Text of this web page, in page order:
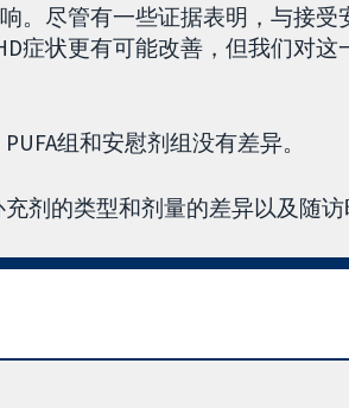
。尽管有一些证据表明，与接受
症状更有可能改善，但我们对这
组和安慰剂组没有差异。
剂的类型和剂量的差异以及随访